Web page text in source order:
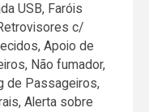
USB, Faróis
c/
Apoio de
Não fumador,
de Passageiros,
Alerta sobre